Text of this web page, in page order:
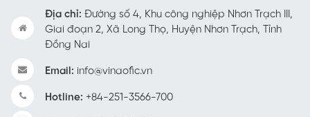
Địa chỉ: Đường số 4, Khu công nghiệp Nhơn Trạch III,
Giai đoạn 2, Xã Long Thọ, Huyện Nhơn Trạch, Tỉnh
Đồng Nai
Email: info@vinaofic.vn
Hotline: +84-251-3566-700